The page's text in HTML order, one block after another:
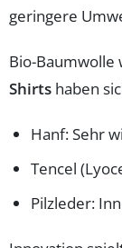
geringere
Bio-
Shirts haben
Hanf: Sehr
Tencel
Pilzleder: